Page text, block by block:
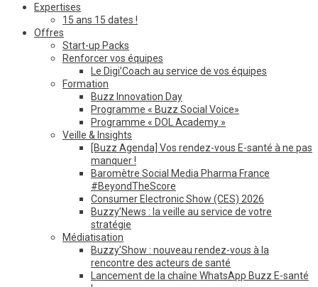
Expertises
15 ans 15 dates !
Offres
Start-up Packs
Renforcer vos équipes
Le Digi’Coach au service de vos équipes
Formation
Buzz Innovation Day
Programme « Buzz Social Voice»
Programme « DOL Academy »
Veille & Insights
[Buzz Agenda] Vos rendez-vous E-santé à ne pas
manquer !
Baromètre Social Media Pharma France
#BeyondTheScore
Consumer Electronic Show (CES) 2026
Buzzy’News : la veille au service de votre
stratégie
Médiatisation
Buzzy’Show : nouveau rendez-vous à la
rencontre des acteurs de santé
Lancement de la chaîne WhatsApp Buzz E-santé